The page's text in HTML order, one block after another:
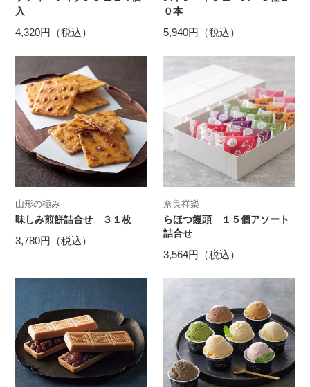
入
4,320円（税込）
０本
5,940円（税込）
山形の極み
味しみ煎餅詰合せ ３１枚
3,780円（税込）
奈良祥樂
らほつ饅頭 １５個アソート
詰合せ
3,564円（税込）